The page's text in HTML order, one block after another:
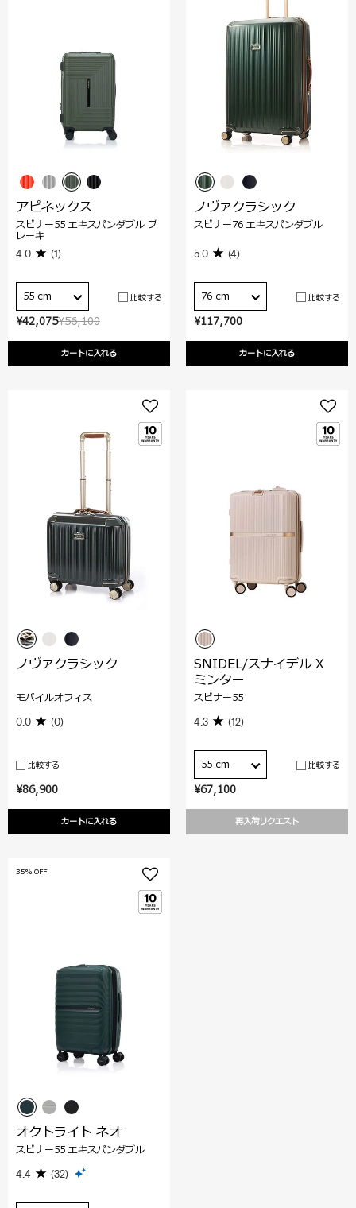
¥56,100
¥42,075
カートに入れる
アピネックス
スピナー55 エキスパンダブル ブ
レーキ
4.0 (1)
55 cm 比較する
¥117,700
カートに入れる
ノヴァクラシック
スピナー76 エキスパンダブル
5.0 (4)
76 cm 比較する
¥86,900
カートに入れる
ノヴァクラシック
モバイルオフィス
0.0 (0)
比較する
¥67,100
再入荷リクエスト
SNIDEL/スナイデル X
ミンター
スピナー55
4.3 (12)
55 cm 比較する
35% OFF
オクトライト ネオ
スピナー55 エキスパンダブル
4.4 (32)